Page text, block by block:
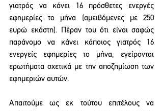
γιατρός να κάνει 16 πρόσθετες ενεργές
εφημερίες το μήνα (αμειβόμενες με 250
ευρώ εκάστη). Πέραν του ότι είναι σαφώς
παράνομο να κάνει κάποιος γιατρός 16
ενεργείς εφημερίες το μήνα, εγείρονται
ερωτήματα σχετικά με την αποζημίωση των
εφημεριών αυτών.
Απαιτούμε ως εκ τούτου επιτέλους να